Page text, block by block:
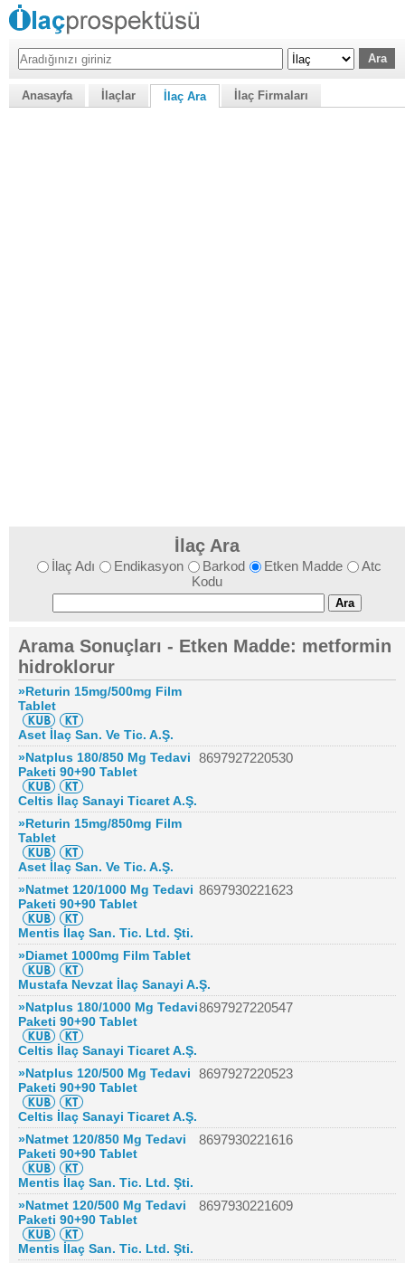
Anasayfa İlaçlar İlaç Ara İlaç Firmaları
İlaç Ara
İlaç Adı Endikasyon Barkod Etken Madde
Atc
Kodu
Arama Sonuçları - Etken Madde: metformin
hidroklorur
»Returin 15mg/500mg Film
Tablet
Aset İlaç San. Ve Tic. A.Ş.
»Natplus 180/850 Mg Tedavi
Paketi 90+90 Tablet
8697927220530
Celtis İlaç Sanayi Ticaret A.Ş.
»Returin 15mg/850mg Film
Tablet
Aset İlaç San. Ve Tic. A.Ş.
»Natmet 120/1000 Mg Tedavi
Paketi 90+90 Tablet
8697930221623
Mentis İlaç San. Tic. Ltd. Şti.
»Diamet 1000mg Film Tablet
Mustafa Nevzat İlaç Sanayi A.Ş.
»Natplus 180/1000 Mg Tedavi
Paketi 90+90 Tablet
8697927220547
Celtis İlaç Sanayi Ticaret A.Ş.
»Natplus 120/500 Mg Tedavi
Paketi 90+90 Tablet
8697927220523
Celtis İlaç Sanayi Ticaret A.Ş.
»Natmet 120/850 Mg Tedavi
Paketi 90+90 Tablet
8697930221616
Mentis İlaç San. Tic. Ltd. Şti.
»Natmet 120/500 Mg Tedavi
Paketi 90+90 Tablet
8697930221609
Mentis İlaç San. Tic. Ltd. Şti.